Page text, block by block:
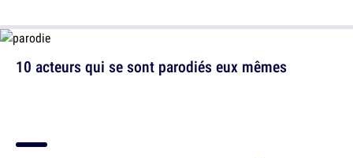
10 acteurs qui se sont parodiés eux mêmes